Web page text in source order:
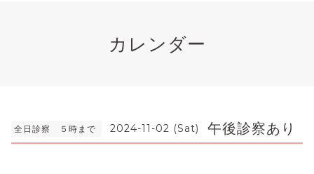
カレンダー
全日診察 ５時まで 2024-11-02 (Sat) 午後診察あり